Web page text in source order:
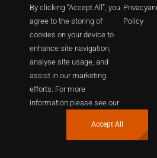
杨海明
By clicking “Accept All”, you
agree to the storing of
cookies on your device to
enhance site navigation,
analyse site usage, and
assist in our marketing
efforts. For more
information please see our
Privacy
Policy
Accept All